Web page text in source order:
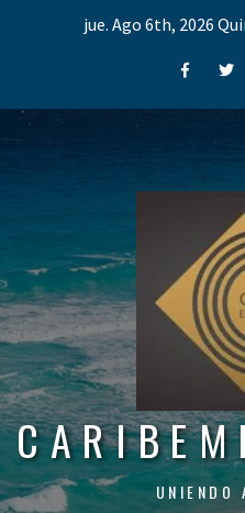
jue. Ago 6th, 2026
Facebook
UNIENDO